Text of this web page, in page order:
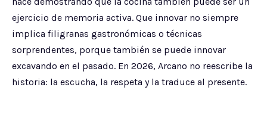
ejercicio de memoria activa. Que innovar no siempre
implica filigranas gastronómicas o técnicas
sorprendentes, porque también se puede innovar
excavando en el pasado. En 2026, Arcano no reescribe la
historia: la escucha, la respeta y la traduce al presente.